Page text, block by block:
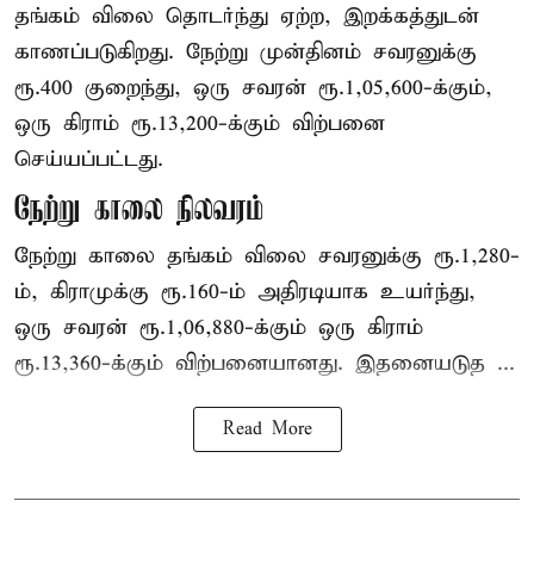
தங்கம் விலை தொடர்ந்து ஏற்ற, இறக்கத்துடன்
காணப்படுகிறது. நேற்று முன்தினம் சவரனுக்கு
ரூ.400 குறைந்து, ஒரு சவரன் ரூ.1,05,600-க்கும்,
ஒரு கிராம் ரூ.13,200-க்கும் விற்பனை
செய்யப்பட்டது.
நேற்று காலை நிலவரம்
நேற்று காலை தங்கம் விலை சவரனுக்கு ரூ.1,280-
ம், கிராமுக்கு ரூ.160-ம் அதிரடியாக உயர்ந்து,
ஒரு சவரன் ரூ.1,06,880-க்கும் ஒரு கிராம்
ரூ.13,360-க்கும் விற்பனையானது. இதனையடுத ...
Read More